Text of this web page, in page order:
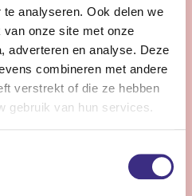
analyseren. Ook delen we
onze site met onze
adverteren en analyse. Deze
combineren met andere
verstrekt of die ze hebben
gebruik van hun services.
Bekijk vacature
complexe zorg -
tijd